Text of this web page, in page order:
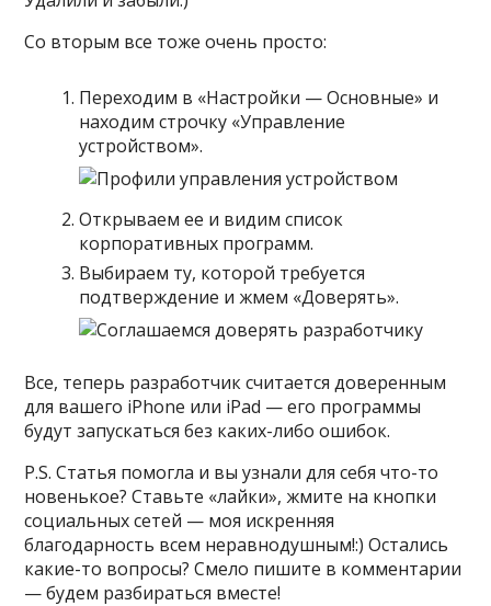
Со вторым все тоже очень просто:
Переходим в «Настройки — Основные» и
находим строчку «Управление
устройством».
Открываем ее и видим список
корпоративных программ.
Выбираем ту, которой требуется
подтверждение и жмем «Доверять».
Все, теперь разработчик считается доверенным
для вашего iPhone или iPad — его программы
будут запускаться без каких-либо ошибок.
P.S. Статья помогла и вы узнали для себя что-то
новенькое? Ставьте «лайки», жмите на кнопки
социальных сетей — моя искренняя
благодарность всем неравнодушным!:) Остались
какие-то вопросы? Смело пишите в комментарии
— будем разбираться вместе!